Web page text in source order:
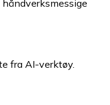
fra AI-verktøy.